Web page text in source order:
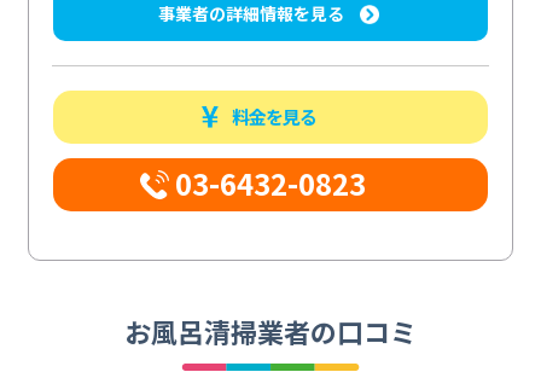
事業者の詳細情報を見る
料金を見る
03-6432-0823
お風呂清掃業者の口コミ